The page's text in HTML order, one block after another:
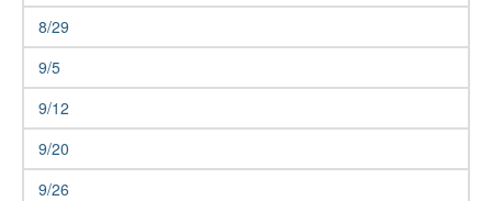
8/29
9/5
9/12
9/20
9/26